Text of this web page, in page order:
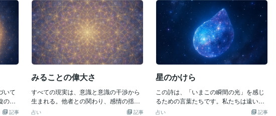
いが
い
やわ
〜コ
う
こ
すこ
あ
と
た
人へ
く〜— Eternal Return《光は今日もあな
たと共にあります。》
すべての出来事が愛であり無限の愛がわ
たしを最善へ導くことをすべてを委ねた
ときわたしは愛へ還ってゆく〜コトノハ
のしずく〜あなたの人生にも、静かな祝
福が訪れますように。また次のしずくで
会いましょう。《光は今日もあなたと共
にあります。》
いて
のよ
中で
記事
みることの偉大さ
すべての現実は、意識と意識の干渉から
生まれる。他者との関わり、感情の揺
れ、出来事の波。そのすべてが、あなた
記事
占い
星のかけら
この詩は、「いまこの瞬間の光」を感じ
るための言葉たちです。私たちは遠い
星々と同じく、永遠の中の一瞬を生きて
記事
占い